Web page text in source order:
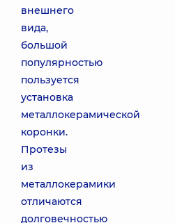
внешнего
вида,
большой
популярностью
пользуется
установка
металлокерамической
коронки.
Протезы
из
металлокерамики
отличаются
долговечностью